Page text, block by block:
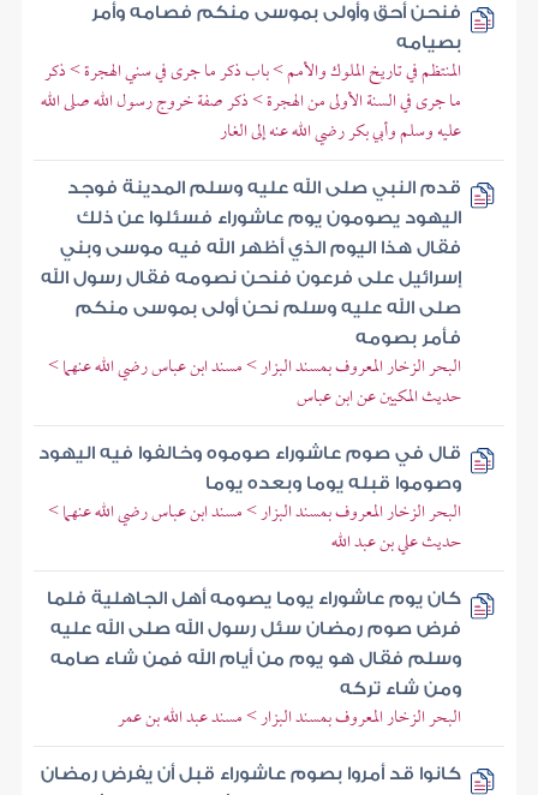
فنحن أحق وأولى بموسى منكم فصامه وأمر
بصيامه
المنتظم في تاريخ الملوك والأمم > باب ذكر ما جرى في سني الهجرة > ذكر
ما جرى في السنة الأولى من الهجرة > ذكر صفة خروج رسول الله صلى الله
عليه وسلم وأبي بكر رضي الله عنه إلى الغار
قدم النبي صلى الله عليه وسلم المدينة فوجد
اليهود يصومون يوم عاشوراء فسئلوا عن ذلك
فقال هذا اليوم الذي أظهر الله فيه موسى وبني
إسرائيل على فرعون فنحن نصومه فقال رسول الله
صلى الله عليه وسلم نحن أولى بموسى منكم
فأمر بصومه
البحر الزخار المعروف بمسند البزار > مسند ابن عباس رضي الله عنهما >
حديث المكيين عن ابن عباس
قال في صوم عاشوراء صوموه وخالفوا فيه اليهود
وصوموا قبله يوما وبعده يوما
البحر الزخار المعروف بمسند البزار > مسند ابن عباس رضي الله عنهما >
حديث علي بن عبد الله
كان يوم عاشوراء يوما يصومه أهل الجاهلية فلما
فرض صوم رمضان سئل رسول الله صلى الله عليه
وسلم فقال هو يوم من أيام الله فمن شاء صامه
ومن شاء تركه
البحر الزخار المعروف بمسند البزار > مسند عبد الله بن عمر
كانوا قد أمروا بصوم عاشوراء قبل أن يفرض رمضان